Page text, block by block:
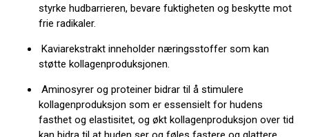
styrke hudbarrieren, bevare fuktigheten og beskytte mot
frie radikaler.
Kaviarekstrakt inneholder næringsstoffer som kan
støtte kollagenproduksjonen.
Aminosyrer og proteiner bidrar til å stimulere
kollagenproduksjon som er essensielt for hudens
fasthet og elastisitet, og økt kollagenproduksjon over tid